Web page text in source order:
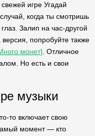
игре Угадай
когда ты смотришь
Залип на час-другой
попробуйте также
монет] . Отличное
Но есть и свои
музыки
то включает свою
момент — кто